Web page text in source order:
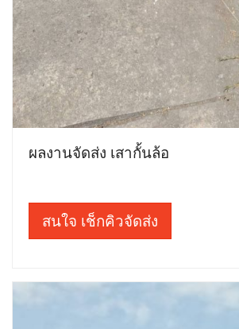
ผลงานจัดส่ง เสากั้นล้อ
สนใจ เช็กคิวจัดส่ง